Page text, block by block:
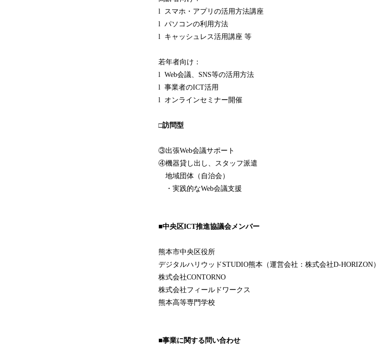
l スマホ・アプリの活用方法講座
l パソコンの利用方法
l キャッシュレス活用講座 等
若年者向け：
l Web会議、SNS等の活用方法
l 事業者のICT活用
l オンラインセミナー開催
□訪問型
③出張Web会議サポート
④機器貸し出し、スタッフ派遣
地域団体（自治会）
・実践的なWeb会議支援
■中央区ICT推進協議会メンバー
熊本市中央区役所
デジタルハリウッドSTUDIO熊本（運営会社：株式会社D-HORIZON）
株式会社CONTORNO
株式会社フィールドワークス
熊本高等専門学校
■事業に関する問い合わせ